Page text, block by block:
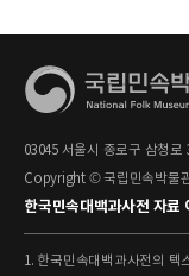
03045 서울시 종로구 삼청로
Copyright © 국립민속박물
한국민속대백과사전 자료
1. 한국민속대백과사전의 텍